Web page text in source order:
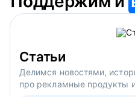
Статьи
Делимся новостями,
про рекламные продукты